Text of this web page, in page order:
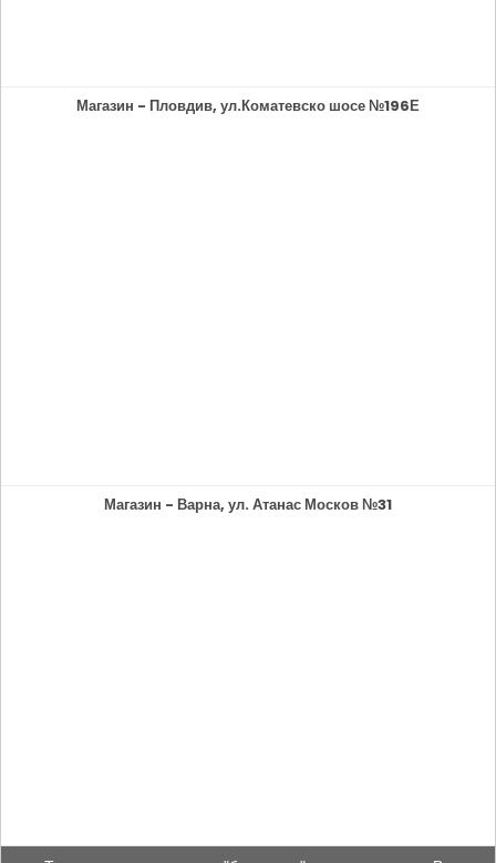
Магазин - Пловдив, ул.Коматевско шосе №196Е
Магазин - Варна, ул. Атанас Москов №31